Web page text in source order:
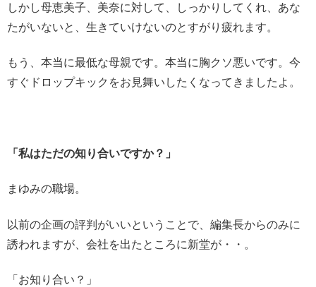
しかし母恵美子、美奈に対して、しっかりしてくれ、あな
たがいないと、生きていけないのとすがり疲れます。
もう、本当に最低な母親です。本当に胸クソ悪いです。今
すぐドロップキックをお見舞いしたくなってきましたよ。
「私はただの知り合いですか？」
まゆみの職場。
以前の企画の評判がいいということで、編集長からのみに
誘われますが、会社を出たところに新堂が・・。
「お知り合い？」